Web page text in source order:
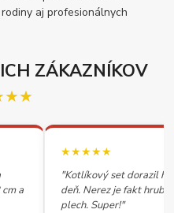
aj profesionálnych
ZÁKAZNÍKOV
a
★★★★★
"Kotlíkový set dorazil
deň. Nerez je fakt
plech. Super!"